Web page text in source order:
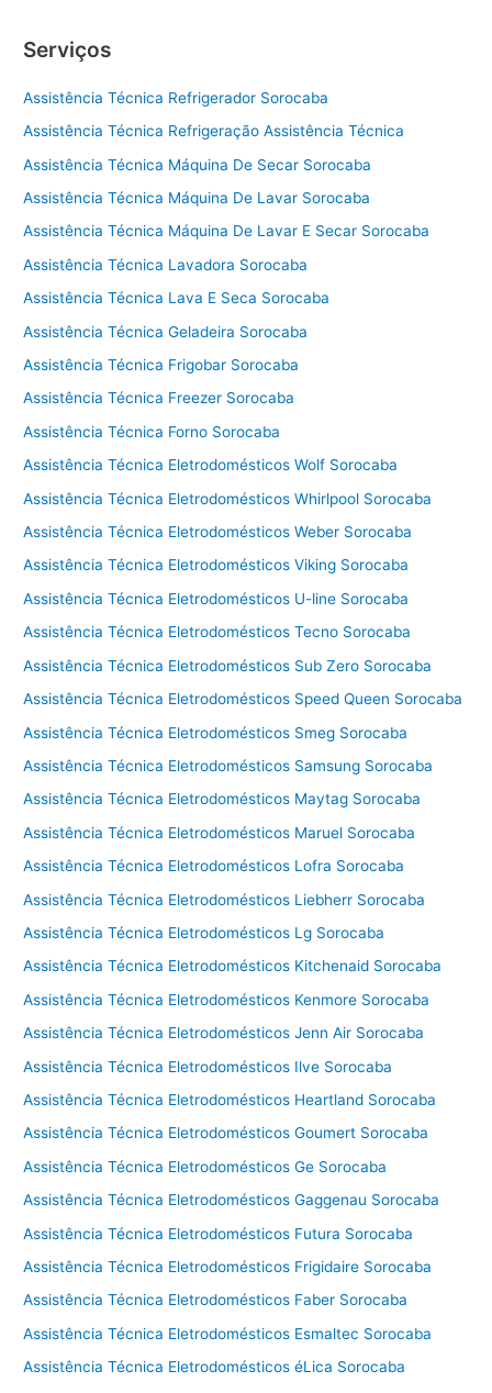
t
n
c
a
t
n
i
a
a
d
g
a
Serviços
Assistência Técnica Refrigerador Sorocaba
Assistência Técnica Refrigeração Assistência Técnica
Assistência Técnica Máquina De Secar Sorocaba
Assistência Técnica Máquina De Lavar Sorocaba
Assistência Técnica Máquina De Lavar E Secar Sorocaba
Assistência Técnica Lavadora Sorocaba
Assistência Técnica Lava E Seca Sorocaba
Assistência Técnica Geladeira Sorocaba
Assistência Técnica Frigobar Sorocaba
Assistência Técnica Freezer Sorocaba
Assistência Técnica Forno Sorocaba
Assistência Técnica Eletrodomésticos Wolf Sorocaba
Assistência Técnica Eletrodomésticos Whirlpool Sorocaba
Assistência Técnica Eletrodomésticos Weber Sorocaba
Assistência Técnica Eletrodomésticos Viking Sorocaba
Assistência Técnica Eletrodomésticos U-line Sorocaba
Assistência Técnica Eletrodomésticos Tecno Sorocaba
Assistência Técnica Eletrodomésticos Sub Zero Sorocaba
Assistência Técnica Eletrodomésticos Speed Queen Sorocaba
Assistência Técnica Eletrodomésticos Smeg Sorocaba
Assistência Técnica Eletrodomésticos Samsung Sorocaba
Assistência Técnica Eletrodomésticos Maytag Sorocaba
Assistência Técnica Eletrodomésticos Maruel Sorocaba
Assistência Técnica Eletrodomésticos Lofra Sorocaba
Assistência Técnica Eletrodomésticos Liebherr Sorocaba
Assistência Técnica Eletrodomésticos Lg Sorocaba
Assistência Técnica Eletrodomésticos Kitchenaid Sorocaba
Assistência Técnica Eletrodomésticos Kenmore Sorocaba
Assistência Técnica Eletrodomésticos Jenn Air Sorocaba
Assistência Técnica Eletrodomésticos Ilve Sorocaba
Assistência Técnica Eletrodomésticos Heartland Sorocaba
Assistência Técnica Eletrodomésticos Goumert Sorocaba
Assistência Técnica Eletrodomésticos Ge Sorocaba
Assistência Técnica Eletrodomésticos Gaggenau Sorocaba
Assistência Técnica Eletrodomésticos Futura Sorocaba
Assistência Técnica Eletrodomésticos Frigidaire Sorocaba
Assistência Técnica Eletrodomésticos Faber Sorocaba
Assistência Técnica Eletrodomésticos Esmaltec Sorocaba
Assistência Técnica Eletrodomésticos éLica Sorocaba